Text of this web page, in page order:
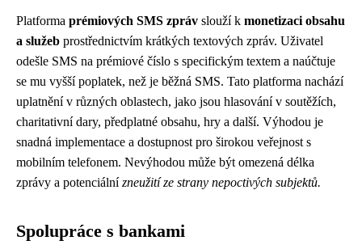
Platforma prémiových SMS zpráv slouží k monetizaci obsahu
a služeb prostřednictvím krátkých textových zpráv. Uživatel
odešle SMS na prémiové číslo s specifickým textem a naúčtuje
se mu vyšší poplatek, než je běžná SMS. Tato platforma nachází
uplatnění v různých oblastech, jako jsou hlasování v soutěžích,
charitativní dary, předplatné obsahu, hry a další. Výhodou je
snadná implementace a dostupnost pro širokou veřejnost s
mobilním telefonem. Nevýhodou může být omezená délka
zprávy a potenciálnízneužití ze strany nepoctivých subjektů.
Spolupráce s bankami